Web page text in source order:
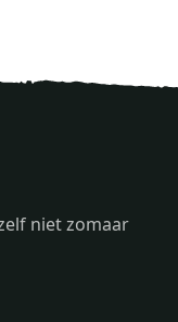
niet zomaar